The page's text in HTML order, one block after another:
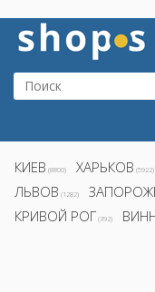
КИЕВ (8800) ХАРЬКОВ (5922)
ЛЬВОВ (1282)
КРИВОЙ РОГ (392)